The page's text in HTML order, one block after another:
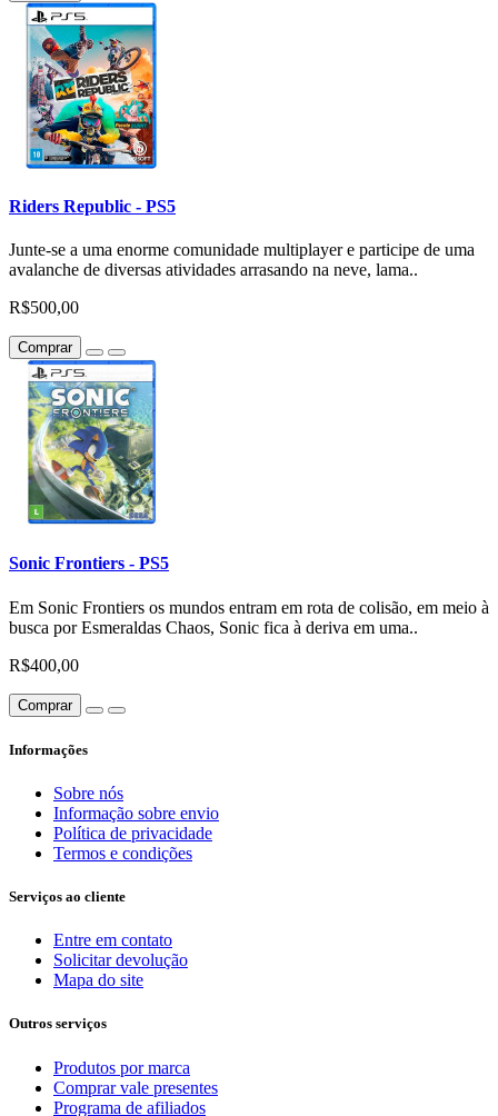
Riders Republic - PS5
Junte-se a uma enorme comunidade multiplayer e participe de uma
avalanche de diversas atividades arrasando na neve, lama..
R$500,00
Comprar
Sonic Frontiers - PS5
Em Sonic Frontiers os mundos entram em rota de colisão, em meio à
busca por Esmeraldas Chaos, Sonic fica à deriva em uma..
R$400,00
Comprar
Informações
Sobre nós
Informação sobre envio
Política de privacidade
Termos e condições
Serviços ao cliente
Entre em contato
Solicitar devolução
Mapa do site
Outros serviços
Produtos por marca
Comprar vale presentes
Programa de afiliados